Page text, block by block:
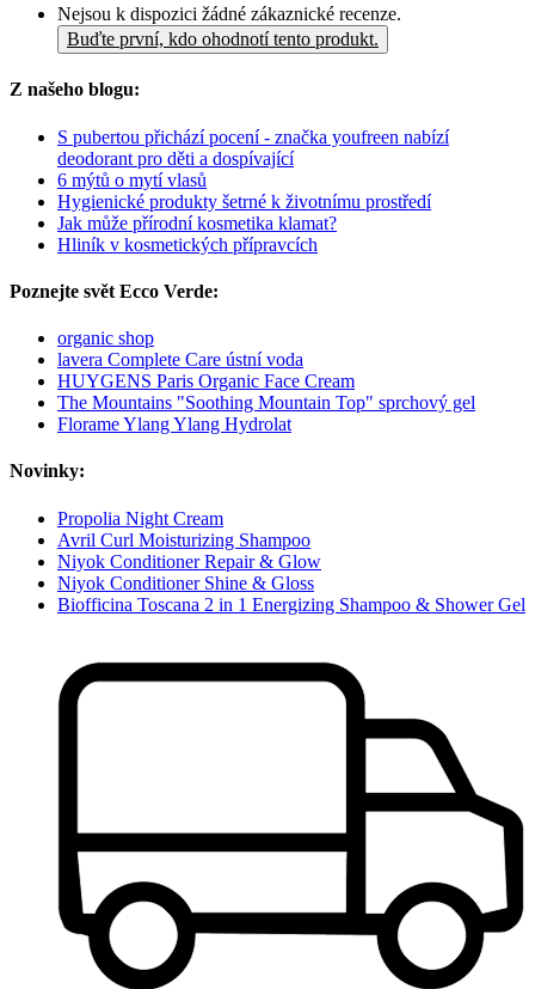
Nejsou k dispozici žádné zákaznické recenze.
Buďte první, kdo ohodnotí tento produkt.
Z našeho blogu:
S pubertou přichází pocení - značka youfreen nabízí
deodorant pro děti a dospívající
6 mýtů o mytí vlasů
Hygienické produkty šetrné k životnímu prostředí
Jak může přírodní kosmetika klamat?
Hliník v kosmetických přípravcích
Poznejte svět Ecco Verde:
organic shop
lavera Complete Care ústní voda
HUYGENS Paris Organic Face Cream
The Mountains "Soothing Mountain Top" sprchový gel
Florame Ylang Ylang Hydrolat
Novinky:
Propolia Night Cream
Avril Curl Moisturizing Shampoo
Niyok Conditioner Repair & Glow
Niyok Conditioner Shine & Gloss
Biofficina Toscana 2 in 1 Energizing Shampoo & Shower Gel